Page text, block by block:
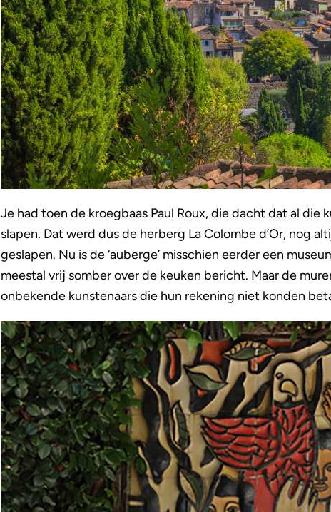
Je had toen de kroegbaas Paul Roux, die dacht dat al
slapen. Dat werd dus de herberg La Colombe d’Or, nog
geslapen. Nu is de ‘auberge’ misschien eerder een
meestal vrij somber over de keuken bericht. Maar de
onbekende kunstenaars die hun rekening niet konden